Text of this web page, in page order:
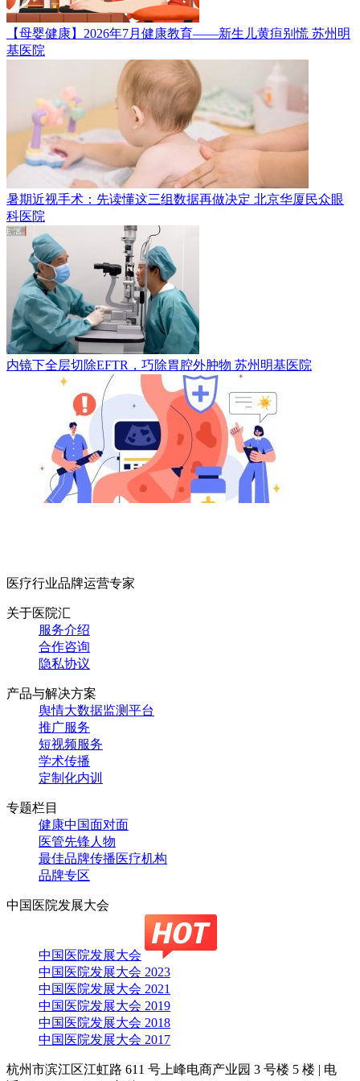
【母婴健康】2026年7月健康教育——新生儿黄疸别慌 苏州明
基医院
暑期近视手术：先读懂这三组数据再做决定 北京华厦民众眼
科医院
内镜下全层切除EFTR，巧除胃腔外肿物 苏州明基医院
医疗行业品牌运营专家
关于医院汇
服务介绍
合作咨询
隐私协议
产品与解决方案
舆情大数据监测平台
推广服务
短视频服务
学术传播
定制化内训
专题栏目
健康中国面对面
医管先锋人物
最佳品牌传播医疗机构
品牌专区
中国医院发展大会
中国医院发展大会
中国医院发展大会 2023
中国医院发展大会 2021
中国医院发展大会 2019
中国医院发展大会 2018
中国医院发展大会 2017
杭州市滨江区江虹路 611 号上峰电商产业园 3 号楼 5 楼 | 电